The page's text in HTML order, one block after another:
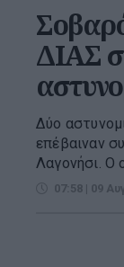
ΔΙΑΣ
Δύο
επέβαιναν
Λαγονήσι. Ο
07:58 | 09